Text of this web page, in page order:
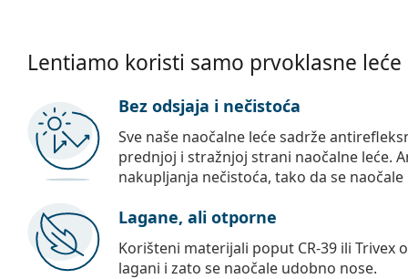
Lentiamo koristi samo prvoklasne leće
Bez odsjaja i nečistoća
Sve naše naočalne leće sadrže
prednjoj i stražnjoj strani naočalne leće.
nakupljanja nečistoća, tako da se naočale
Lagane, ali otporne
Korišteni materijali poput CR-39 ili Trivex
lagani i zato se naočale udobno nose.